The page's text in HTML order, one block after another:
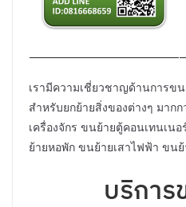
เรามีความเชี่ยวชาญด้านการข
สำหรับยกย้ายสิ่งของต่างๆ มาก
เครื่องจักร ขนย้ายตู้คอนเทนเ
ย้ายหอพัก ขนย้ายเสาไฟฟ้า ขน
บริการ